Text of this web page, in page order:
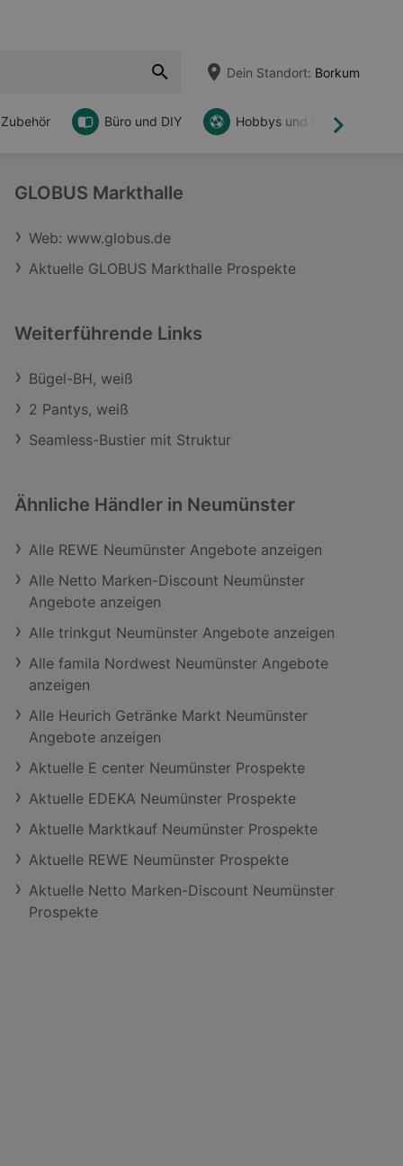
Dein Standort: Borkum
Weiter
Büro und DIY Hobbys und Freizeit
GLOBUS Markthalle
Web: www.globus.de
Aktuelle GLOBUS Markthalle Prospekte
Weiterführende Links
Bügel-BH, weiß
2 Pantys, weiß
Seamless-Bustier mit Struktur
Ähnliche Händler in Neumünster
Alle REWE Neumünster Angebote anzeigen
Alle Netto Marken-Discount Neumünster
Angebote anzeigen
Alle trinkgut Neumünster Angebote anzeigen
Alle famila Nordwest Neumünster Angebote
anzeigen
Alle Heurich Getränke Markt Neumünster
Angebote anzeigen
Aktuelle E center Neumünster Prospekte
Aktuelle EDEKA Neumünster Prospekte
Aktuelle Marktkauf Neumünster Prospekte
Aktuelle REWE Neumünster Prospekte
Aktuelle Netto Marken-Discount Neumünster
Prospekte